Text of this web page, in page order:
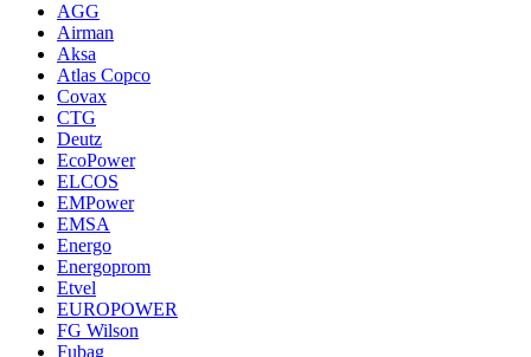
AGG
Airman
Aksa
Atlas Copco
Covax
CTG
Deutz
EcoPower
ELCOS
EMPower
EMSA
Energo
Energoprom
Etvel
EUROPOWER
FG Wilson
Fubag